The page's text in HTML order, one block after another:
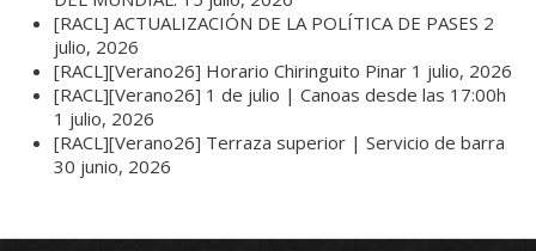
[RACL] ACTUALIZACIÓN DE LA POLÍTICA DE PASES 2
julio, 2026
[RACL][Verano26] Horario Chiringuito Pinar 1 julio, 2026
[RACL][Verano26] 1 de julio | Canoas desde las 17:00h
1 julio, 2026
[RACL][Verano26] Terraza superior | Servicio de barra
30 junio, 2026